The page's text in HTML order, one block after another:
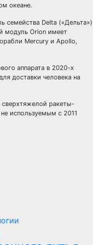
океане.
семейства Delta («Дельта»)
модуль Orion имеет
Mercury и Apollo,
аппарата в 2020-х
доставки человека на
ракеты-
используемым с 2011